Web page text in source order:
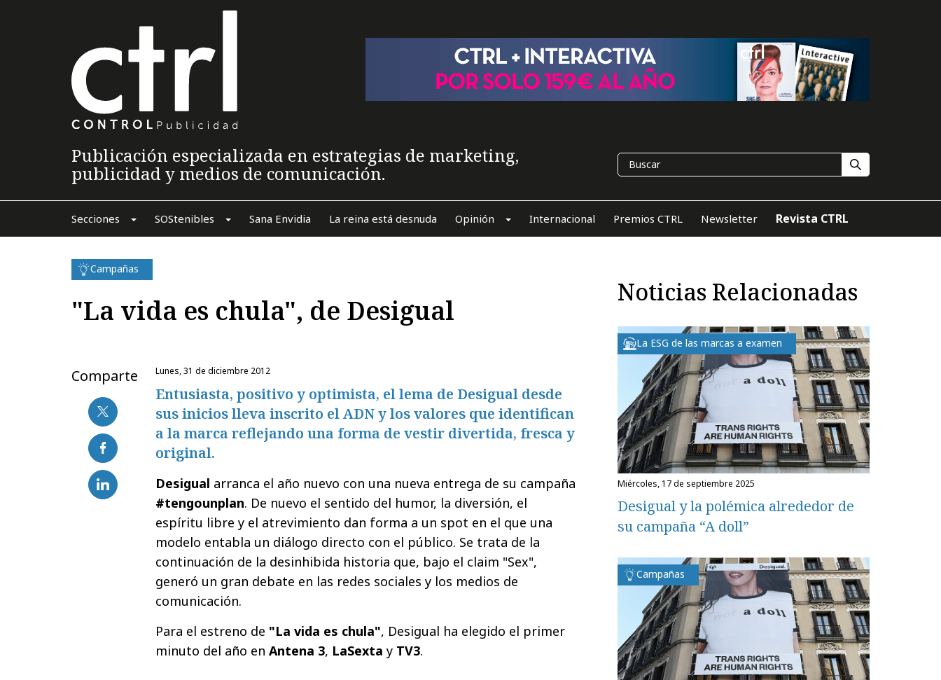
Publicación especializada en estrategias de marketing,
publicidad y medios de comunicación.
Secciones SOStenibles Sana Envidia La reina está desnuda Opinión Internacional Premios CTRL Newsletter Revista CTRL
Campañas
"La vida es chula", de Desigual
Comparte lunes, 31 de diciembre 2012
Entusiasta, positivo y optimista, el lema de Desigual desde
sus inicios lleva inscrito el ADN y los valores que identifican
a la marca reflejando una forma de vestir divertida, fresca y
original.
Desigual arranca el año nuevo con una nueva entrega de su campaña
#tengounplan. De nuevo el sentido del humor, la diversión, el
espíritu libre y el atrevimiento dan forma a un spot en el que una
modelo entabla un diálogo directo con el público. Se trata de la
continuación de la desinhibida historia que, bajo el claim "Sex",
generó un gran debate en las redes sociales y los medios de
comunicación.
Para el estreno de "La vida es chula", Desigual ha elegido el primer
minuto del año en Antena 3, LaSexta y TV3.
Noticias Relacionadas
La ESG de las marcas a examen
miércoles, 17 de septiembre 2025
Desigual y la polémica alrededor de
su campaña “A doll”
Campañas